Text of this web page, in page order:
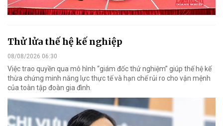
Thử lửa thế hệ kế nghiệp
08/08/2026 06:30
Việc trao quyền qua mô hình “giám đốc thử nghiệm” giúp thế hệ kế
thừa chứng minh năng lực thực tế và hạn chế rủi ro cho vận mệnh
của toàn tập đoàn gia đình.